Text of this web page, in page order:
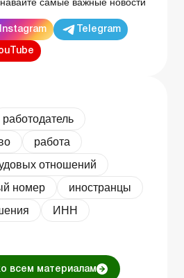
самые важные новости
Instagram Telegram
работодатель
работа
отношений
номер
иностранцы
ИНН
всем материалам